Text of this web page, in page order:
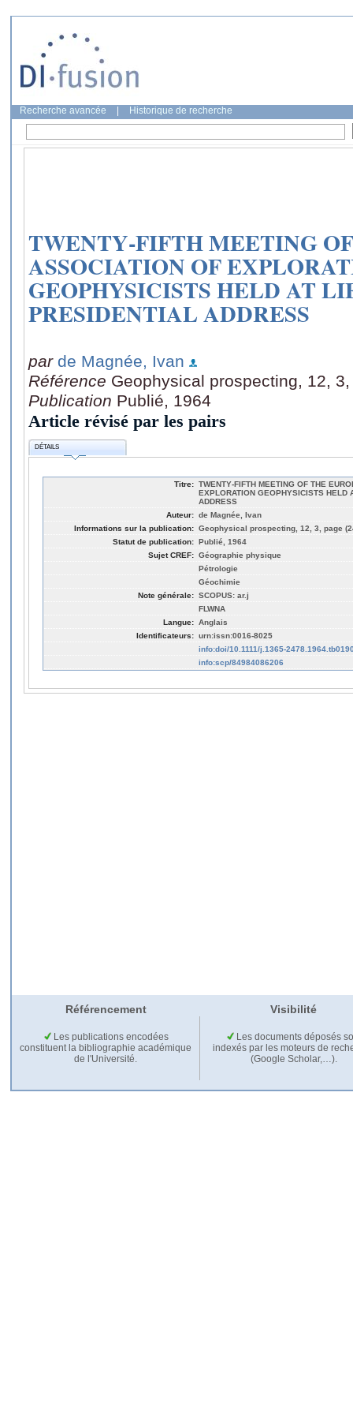
Recherche avancée Historique de recherche
TWENTY‐FIFTH MEETING
ASSOCIATION OF
GEOPHYSICISTS HELD AT
PRESIDENTIAL ADDRESS
par de Magnée, Ivan
Référence Geophysical prospecting, 12,
Publication Publié, 1964
Article révisé par les pairs
DÉTAILS
Titre: TWENTY‐FIFTH MEETING OF THE
EXPLORATION GEOPHYSICISTS HELD
ADDRESS
Auteur: de Magnée, Ivan
Informations sur la publication: Geophysical prospecting, 12, 3, page
Statut de publication: Publié, 1964
Sujet CREF: Géographie physique
Pétrologie
Géochimie
Note générale: SCOPUS: ar.j
FLWNA
Langue: Anglais
Identificateurs: urn:issn:0016-8025
info:doi/10.1111/j.1365-
info:scp/84984086206
Référencement Visibilité
Les publications encodées
constituent la bibliographie académique
de l'Université.
Les documents déposés
indexés par les moteurs de
(Google Scholar,…).